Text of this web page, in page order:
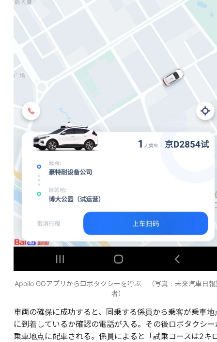
Apollo GOアプリからロボタクシーを呼ぶ （写真：未来汽車日報
者）
車両の確保に成功すると、同乗する係員から乗客が乗車地
に到着しているか確認の電話が入る。その後ロボタクシー
乗車地点に配車される。係員によると「試乗コースは2キ